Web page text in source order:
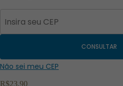
CONSULTAR
Não sei meu CEP
R$23,90